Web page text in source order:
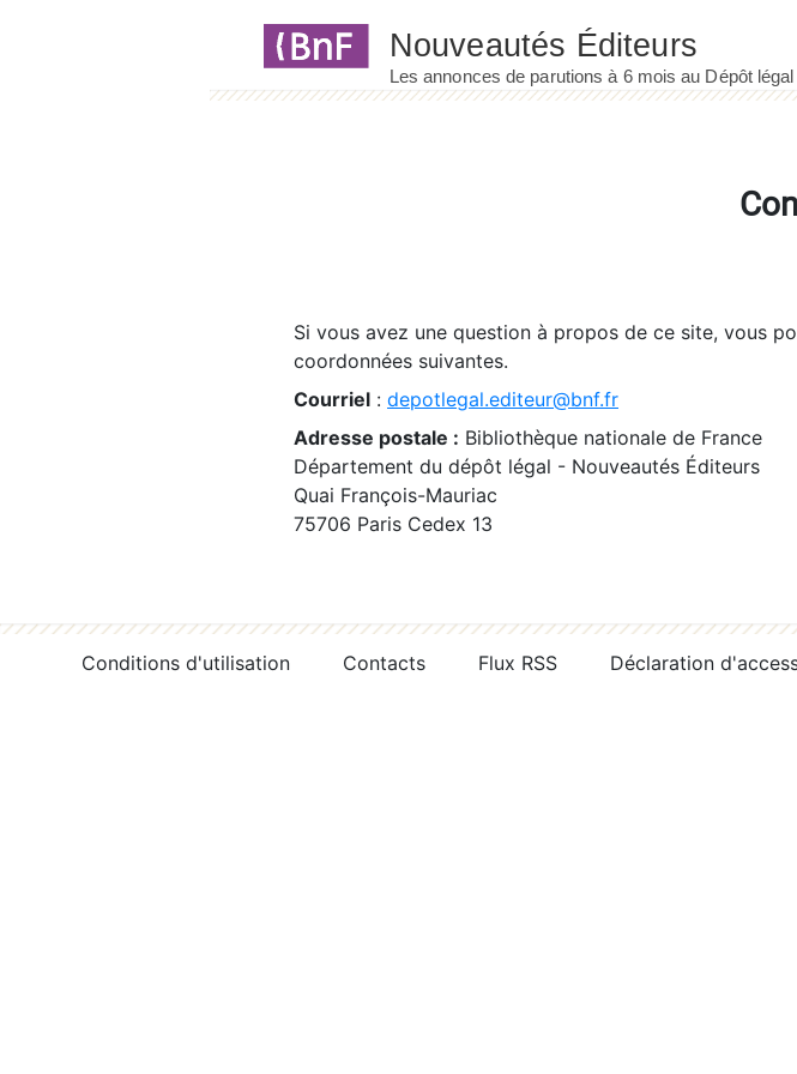
Si vous avez une question à propos de ce site, vous
coordonnées suivantes.
Courriel : depotlegal.editeur@bnf.fr
Adresse postale : Bibliothèque nationale de France
Département du dépôt légal - Nouveautés Éditeurs
Quai François-Mauriac
75706 Paris Cedex 13
Conditions d'utilisation Contacts Flux RSS Déclaration